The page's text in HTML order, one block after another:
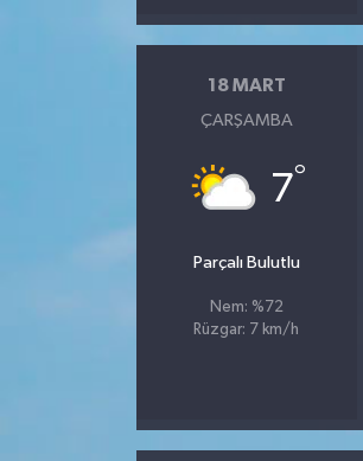
18 MART
ÇARŞAMBA
7°
Parçalı Bulutlu
Nem: %72
Rüzgar: 7 km/h